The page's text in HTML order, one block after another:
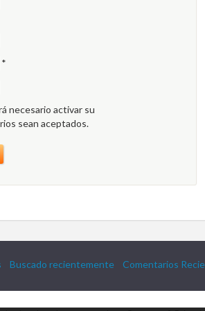
*
necesario activar su
sean aceptados.
Buscado recientemente Comentarios